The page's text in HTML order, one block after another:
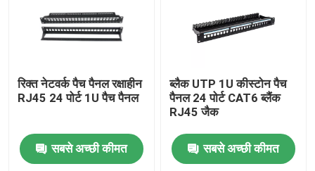
रिक्त नेटवर्क पैच पैनल रक्षाहीन
RJ45 24 पोर्ट 1U पैच पैनल
सबसे अच्छी कीमत
ब्लैक UTP 1U कीस्टोन पैच
पैनल 24 पोर्ट CAT6 ब्लैंक
RJ45 जैक
सबसे अच्छी कीमत